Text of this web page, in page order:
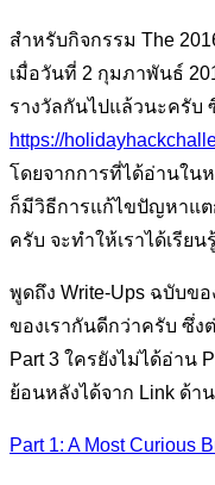
สำหรับกิจกรรม The
เมื่อวันที่ 2 กุมภาพันธ์
รางวัลกันไปแล้วนะครับ
https://
โดยจากการที่ได้อ่านใน
ก็มีวิธีการแก้ไขปัญหาแต
ครับ จะทำให้เราได้เรีย
พูดถึง Write-Ups ฉบับข
ของเรากันดีกว่าครับ ซึ่ง
Part 3 ใครยังไม่ได้อ่าน
ย้อนหลังได้จาก Link ด้า
Part 1: A Most Curious